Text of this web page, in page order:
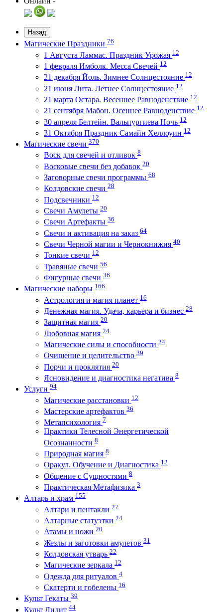
Назад
Магические Праздники 76
1 Августа Ламмас. Праздник Урожая 12
1 февраля Имболк. Месса Свечей 12
21 декабря Йоль. Зимнее Солнцестояние 12
21 июня Лита. Летнее Солнцестояние 12
21 марта Остара. Весеннее Равноденствие 12
21 сентября Мабон. Осеннее Равноденствие 12
30 апреля Белтейн. Вальпургиева Ночь 12
31 Октября Праздник Самайн Хеллоуин 12
Магические свечи 370
Воск для свечей и отливок 8
Восковые свечи без добавок 20
Заговорные свечи программы 68
Колдовские свечи 28
Подсвечники 12
Свечи Амулеты 20
Свечи Артефакты 36
Свечи и активация на заказ 64
Свечи Черной магии и Чернокнижия 40
Тонкие свечи 12
Травяные свечи 56
Фигурные свечи 36
Магические наборы 166
Астрология и магия планет 16
Денежная магия. Удача, карьера и бизнес 28
Защитная магия 20
Любовная магия 24
Магические силы и способности 24
Очищение и целительство 39
Порчи и проклятия 20
Ясновидение и диагностика негатива 8
Услуги 94
Магические расстановки 12
Мастерские артефактов 36
Метапсихология 7
Практики Телесной Энергетической
Осознанности 8
Природная магия 8
Оракул. Обучение и Диагностика 12
Общение с Сущностями 8
Практическая Метафизика 3
Алтарь и храм 155
Алтари и пентакли 27
Алтарные статуэтки 24
Атамы и ножи 20
Жезлы и заготовки амулетов 31
Колдовская утварь 22
Магические зеркала 12
Одежда для ритуалов 4
Скатерти и гобелены 16
Культ Гекаты 39
Культ Лилит 44